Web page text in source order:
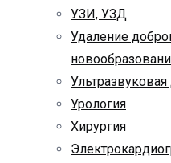
УЗИ, УЗД
Удаление
Урология
Хирургия